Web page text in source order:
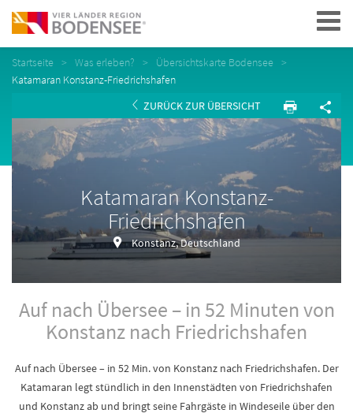
Navigation
Startseite Was erleben?
Übersichtskarte Bodensee
Katamaran Konstanz-Friedrichshafen
ZURÜCK ZUR ÜBERSICHT
Katamaran Konstanz-
Friedrichshafen
Konstanz, Deutschland
Auf nach Übersee – in 52 Minuten von
Konstanz nach Friedrichshafen
Auf nach Übersee – in 52 Min. von Konstanz nach Friedrichshafen. Der
Katamaran legt stündlich in den Innenstädten von Friedrichshafen
und Konstanz ab und bringt seine Fahrgäste in Windeseile über den